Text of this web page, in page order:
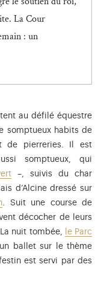
La Cour
: un
au défilé équestre
somptueux habits de
de pierreries. Il est
somptueux, qui
–, suivis du char
d’Alcine dressé sur
. Suit une course de
décocher de leurs
nuit tombée,
le Parc
ballet sur le thème
est servi par des